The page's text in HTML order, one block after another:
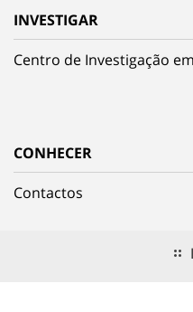
INVESTIGAR
Centro de Investigação
CONHECER
Contactos